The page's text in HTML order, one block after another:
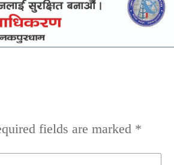
fields are marked *